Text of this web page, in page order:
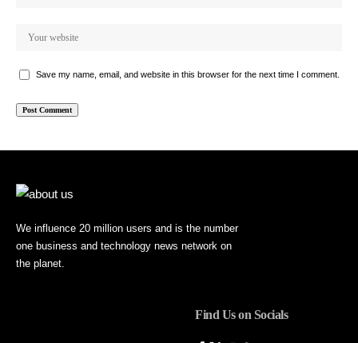
Save my name, email, and website in this browser for the next time I comment.
We influence 20 million users and is the number
one business and technology news network on
the planet.
Find Us on Socials